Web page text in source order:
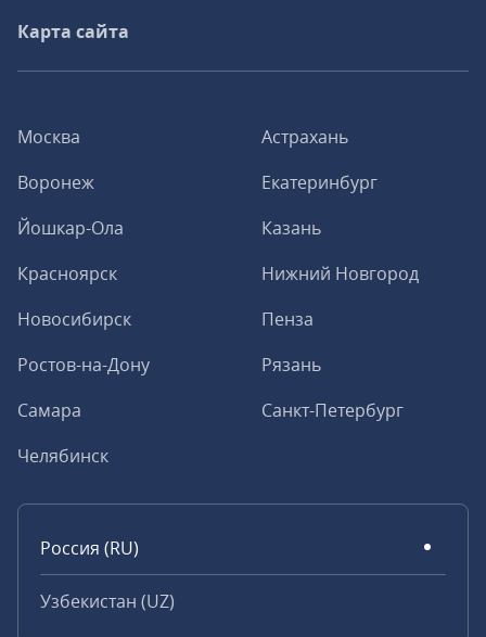
Москва
Астрахань
Воронеж
Екатеринбург
Йошкар-Ола
Казань
Красноярск
Нижний Новгород
Новосибирск
Пенза
Ростов-на-Дону
Рязань
Самара
Санкт-Петербург
Челябинск
Россия (RU)
Узбекистан (UZ)
Карта сайта